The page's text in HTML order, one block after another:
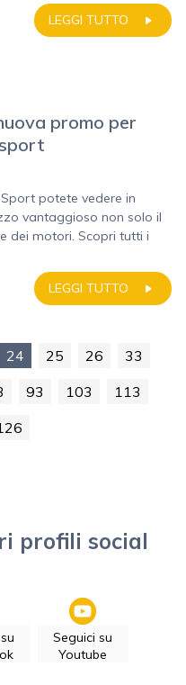
LEGGI TUTTO
promo per
potete vedere in
vantaggioso non solo il
dei motori. Scopri tutti i
LEGGI TUTTO
24 25 26
33
93 103
113
profili social
Seguici su
Youtube